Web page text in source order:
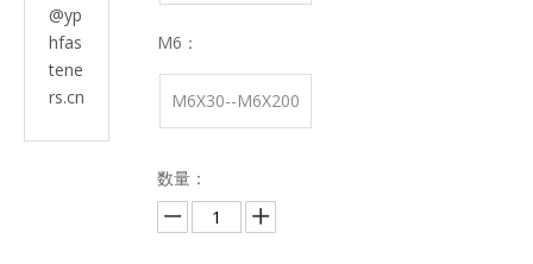
@yp
hfas
tene
rs.cn
M6：
M6X30--M6X200
数量：